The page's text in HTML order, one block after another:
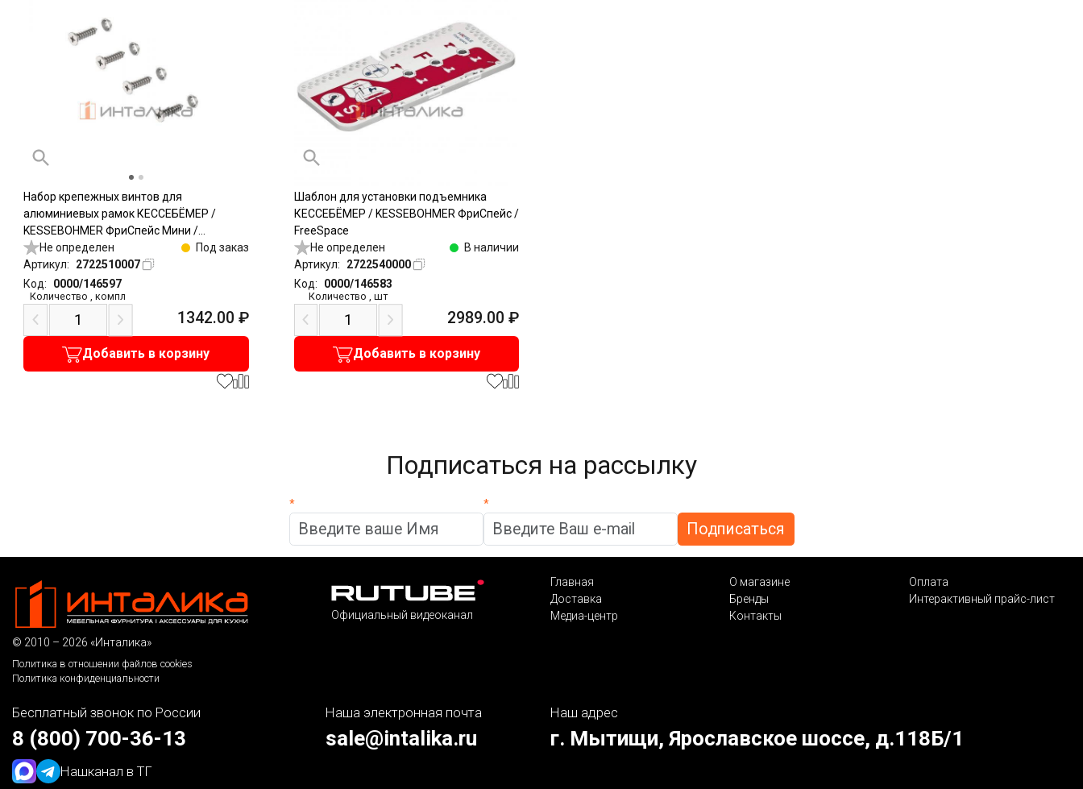
Набор крепежных винтов для
алюминиевых рамок КЕССЕБЁМЕР /
KESSEBOHMER ФриСпейс Мини /
FreeSpace Mini
Не определен
Под заказ
Артикул:
2722510007
Код:
0000/146597
Количество ,компл
1342.00 ₽
Добавить в корзину
Шаблон для установки подъемника
КЕССЕБЁМЕР / KESSEBOHMER ФриСпейс /
FreeSpace
Не определен
В наличии
Артикул:
2722540000
Код:
0000/146583
Количество ,шт
2989.00 ₽
Добавить в корзину
Подписаться на рассылку
* *
© 2010 – 2026 «Инталика»
Политика в отношении файлов cookies
Политика конфиденциальности
Официальный видеоканал
Главная О магазине
Оплата
Доставка
Бренды
Интерактивный прайс-лист
Медиа-центр
Контакты
Бесплатный звонок по России
8 (800) 700-36-13
Нашканал в ТГ
Наша электронная почта
sale@intalika.ru
Наш адрес
г. Мытищи, Ярославское шоссе, д.118Б/1